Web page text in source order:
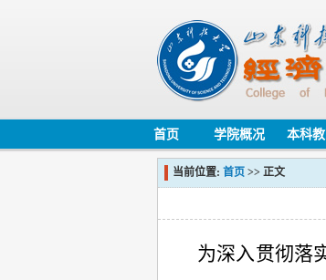
首页 学院概况 本科
当前位置: 首页 >> 正文
为深入贯彻落